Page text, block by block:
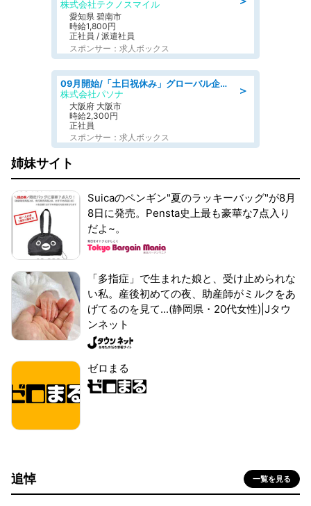
株式会社テクノスマイル
愛知県 碧南市
時給1,800円
正社員 / 派遣社員
スポンサー：求人ボックス
＞
09月開始/「土日祝休み」グローバル企業での産業保健のお仕事/保健師/高時給/残業なし/服装自由
株式会社パソナ
大阪府 大阪市
時給2,300円
正社員
スポンサー：求人ボックス
姉妹サイト
Suicaのペンギン"夏のラッキーバッグ"が8月
8日に発売。Pensta史上最も豪華な7点入り
だよ~。
「多指症」で生まれた娘と、受け止められな
い私。産後初めての夜、助産師がミルクをあ
げてるのを見て...(静岡県・20代女性)|Jタウ
ンネット
ゼロまる
追悼 一覧を見る